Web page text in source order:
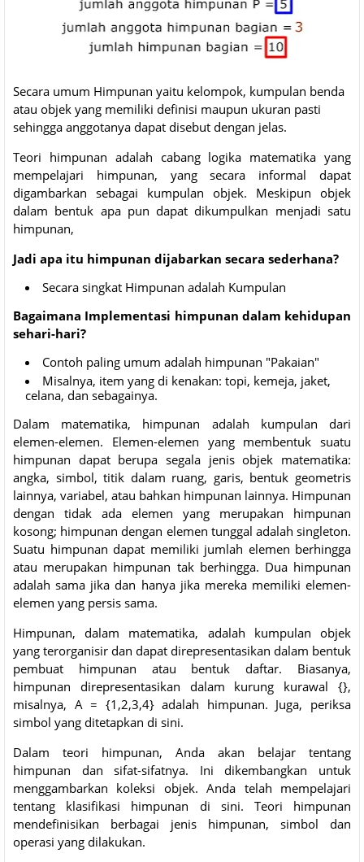
Secara umum Himpunan yaitu kelompok, kumpulan benda
atau objek yang memiliki definisi maupun ukuran pasti
sehingga anggotanya dapat disebut dengan jelas.
Teori himpunan adalah cabang logika matematika yang
mempelajari himpunan, yang secara informal dapat
digambarkan sebagai kumpulan objek. Meskipun objek
dalam bentuk apa pun dapat dikumpulkan menjadi satu
himpunan,
Jadi apa itu himpunan dijabarkan secara sederhana?
Secara singkat Himpunan adalah Kumpulan
Bagaimana Implementasi himpunan dalam kehidupan
sehari-hari?
Contoh paling umum adalah himpunan "Pakaian"
Misalnya, item yang di kenakan: topi, kemeja, jaket,
celana, dan sebagainya.
Dalam matematika, himpunan adalah kumpulan dari
elemen-elemen. Elemen-elemen yang membentuk suatu
himpunan dapat berupa segala jenis objek matematika:
angka, simbol, titik dalam ruang, garis, bentuk geometris
lainnya, variabel, atau bahkan himpunan lainnya. Himpunan
dengan tidak ada elemen yang merupakan himpunan
kosong; himpunan dengan elemen tunggal adalah singleton.
Suatu himpunan dapat memiliki jumlah elemen berhingga
atau merupakan himpunan tak berhingga. Dua himpunan
adalah sama jika dan hanya jika mereka memiliki elemen-
elemen yang persis sama.
Himpunan, dalam matematika, adalah kumpulan objek
yang terorganisir dan dapat direpresentasikan dalam bentuk
pembuat himpunan atau bentuk daftar. Biasanya,
himpunan direpresentasikan dalam kurung kurawal {},
misalnya, A = {1,2,3,4} adalah himpunan. Juga, periksa
simbol yang ditetapkan di sini.
Dalam teori himpunan, Anda akan belajar tentang
himpunan dan sifat-sifatnya. Ini dikembangkan untuk
menggambarkan koleksi objek. Anda telah mempelajari
tentang klasifikasi himpunan di sini. Teori himpunan
mendefinisikan berbagai jenis himpunan, simbol dan
operasi yang dilakukan.